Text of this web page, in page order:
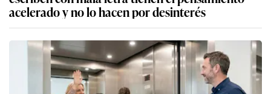
acelerado y no lo hacen por desinterés